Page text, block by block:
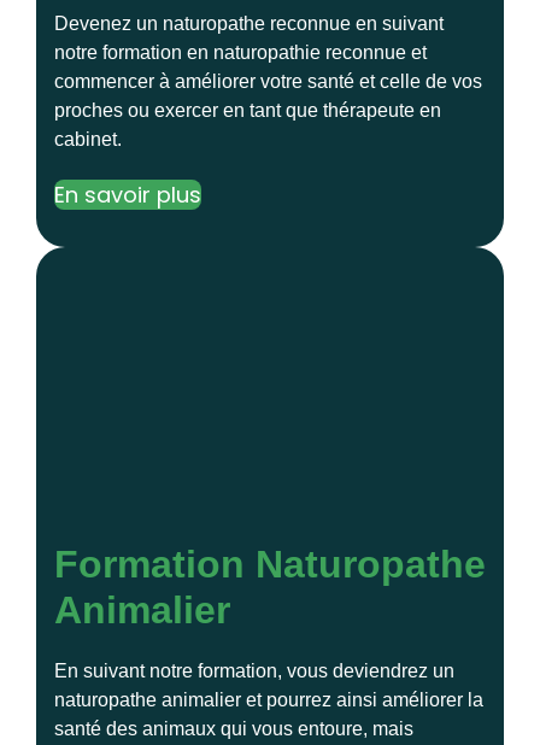
Devenez un naturopathe reconnue en suivant
notre formation en naturopathie reconnue et
commencer à améliorer votre santé et celle de vos
proches ou exercer en tant que thérapeute en
cabinet.
En savoir plus
Formation Naturopathe
Animalier
En suivant notre formation, vous deviendrez un
naturopathe animalier et pourrez ainsi améliorer la
santé des animaux qui vous entoure, mais